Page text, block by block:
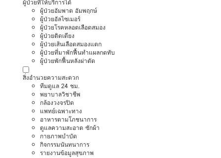
ผู้ป่วยที่ให้บริการได้
ผู้ป่วยอัมพาต อัมพฤกษ์
ผู้ป่วยอัลไซเมอร์
ผู้ป่วยโรคหลอดเลือดสมอง
ผู้ป่วยติดเตียง
ผู้ป่วยเส้นเลือดสมองแตก
ผู้ป่วยที่มาพักฟื้นทำแผลกดทับ
ผู้ป่วยพักฟื้นหลังผ่าตัด
สิ่งอำนวยความสะดวก
ทีมดูแล 24 ชม.
พยาบาลวิชาชีพ
กล้องวงจรปิด
แพทย์เฉพาะทาง
อาหารตามโภชนาการ
ดูแลความสะอาด ซักผ้า
กายภาพบำบัด
กิจกรรมนันทนาการ
รายงานข้อมูลสุขภาพ